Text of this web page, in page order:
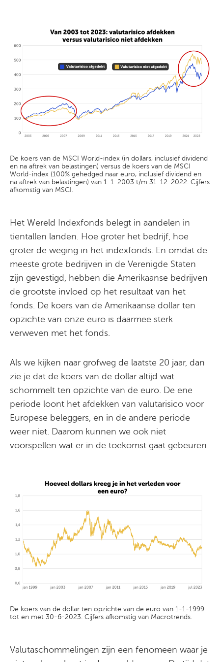
De koers van de MSCI World-index (in dollars, inclusief dividend
en na aftrek van belastingen) versus de koers van de MSCI
World-index (100% gehedged naar euro, inclusief dividend en
na aftrek van belastingen) van 1-1-2003 t/m 31-12-2022. Cijfers
afkomstig van MSCI.
Het Wereld Indexfonds belegt in aandelen in
tientallen landen. Hoe groter het bedrijf, hoe
groter de weging in het indexfonds. En omdat de
meeste grote bedrijven in de Verenigde Staten
zijn gevestigd, hebben die Amerikaanse bedrijven
de grootste invloed op het resultaat van het
fonds. De koers van de Amerikaanse dollar ten
opzichte van onze euro is daarmee sterk
verweven met het fonds.
Als we kijken naar grofweg de laatste 20 jaar, dan
zie je dat de koers van de dollar altijd wat
schommelt ten opzichte van de euro. De ene
periode loont het afdekken van valutarisico voor
Europese beleggers, en in de andere periode
weer niet. Daarom kunnen we ook niet
voorspellen wat er in de toekomst gaat gebeuren.
De koers van de dollar ten opzichte van de euro van 1-1-1999
tot en met 30-6-2023. Cijfers afkomstig van Macrotrends.
Valutaschommelingen zijn een fenomeen waar je